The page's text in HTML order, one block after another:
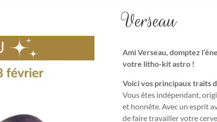
Verseau
Ami Verseau, domptez
votre litho-kit astro !
Voici vos principaux traits
Vous êtes indépendant,
et honnête. Avec un esprit
de faire travailler votre